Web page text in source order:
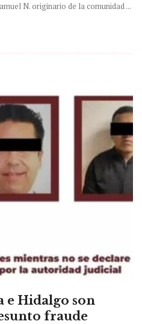
N. originario de la comunidad ...
e Hidalgo son
fraude